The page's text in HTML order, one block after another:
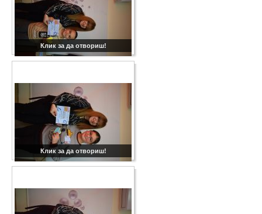
Клик за да отвориш!
Клик за да отвориш!